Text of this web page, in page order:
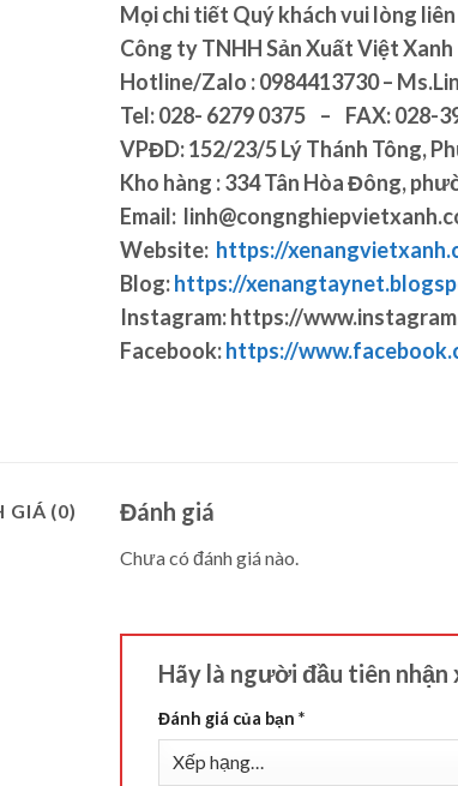
Mọi chi tiết Quý khách vui lòng liên
Công ty TNHH Sản Xuất Việt Xanh
Hotline/Zalo : 0984413730 –
Tel: 028- 6279 0375 – FAX: 028-
VPĐD: 152/23/5 Lý Thánh Tông,
Kho hàng : 334 Tân Hòa Đông,
Email:
Website: https://
Blog:https://
Instagram: https://
Facebook:https://
GIÁ (0) Đánh giá
Chưa có đánh giá nào.
Hãy là người đầu tiên nhận
Đánh giá của bạn *